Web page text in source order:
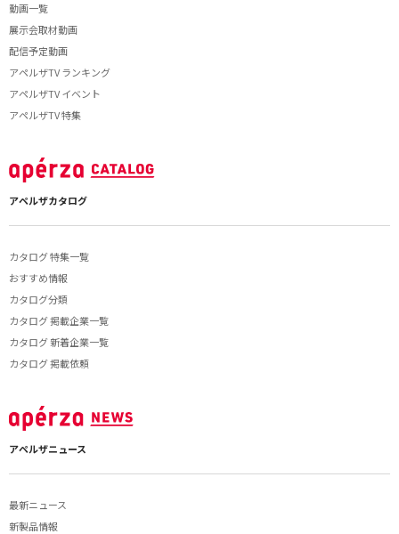
動画一覧
展示会取材動画
配信予定動画
アペルザTV ランキング
アペルザTV イベント
アペルザTV 特集
アペルザカタログ
カタログ 特集一覧
おすすめ情報
カタログ分類
カタログ 掲載企業一覧
カタログ 新着企業一覧
カタログ 掲載依頼
アペルザニュース
最新ニュース
新製品情報